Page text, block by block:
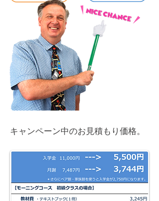
キャンペーン中のお見積もり価格。